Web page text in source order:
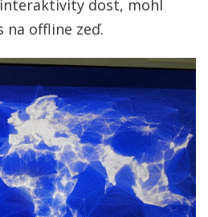
dost, mohl
offline zeď.